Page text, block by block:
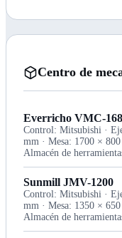
Centro de
Everricho VMC-
Control: Mitsubishi ·
mm · Mesa: 1700 ×
Almacén de
Sunmill JMV-1200
Control: Mitsubishi ·
mm · Mesa: 1350 ×
Almacén de